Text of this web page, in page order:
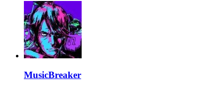
MusicBreaker